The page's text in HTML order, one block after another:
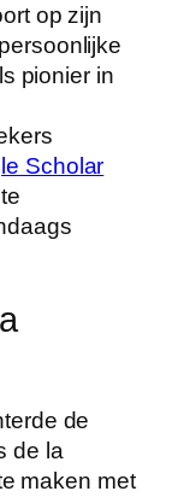
op zijn
pionier in
Scholar
de
de la
maken met